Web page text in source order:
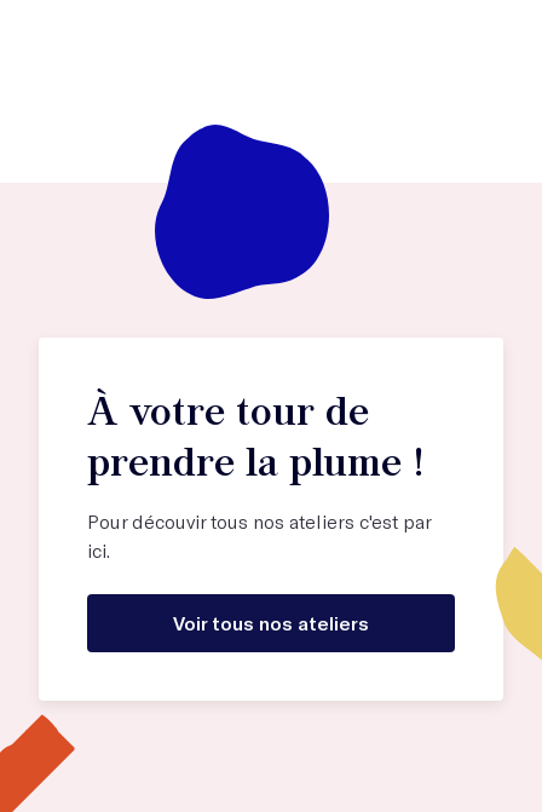
À votre tour de
prendre la plume !
Pour découvir tous nos ateliers c'est par
ici.
Voir tous nos ateliers